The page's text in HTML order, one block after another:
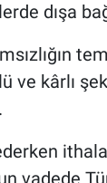
dışa
ve kârlı